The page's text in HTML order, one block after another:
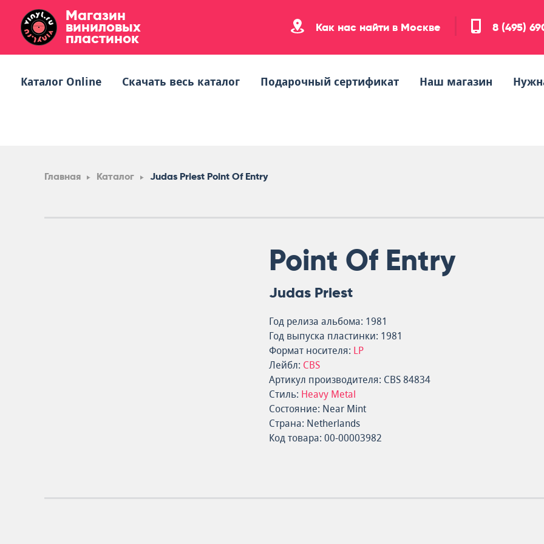
Магазин
виниловых
пластинок
Как нас найти в Москве 8 (495)
Каталог Online Скачать весь каталог Подарочный сертификат Наш магазин
Главная Каталог Judas Priest Point Of Entry
Point Of Entry
Judas Priest
Год релиза альбома: 1981
Год выпуска пластинки: 1981
Формат носителя: LP
Лейбл: CBS
Артикул производителя: CBS 84834
Стиль: Heavy Metal
Состояние: Near Mint
Страна: Netherlands
Код товара: 00-00003982